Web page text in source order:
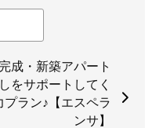
成・新築アパート
サポートしてく
ラン♪【エスペラ
ンサ】